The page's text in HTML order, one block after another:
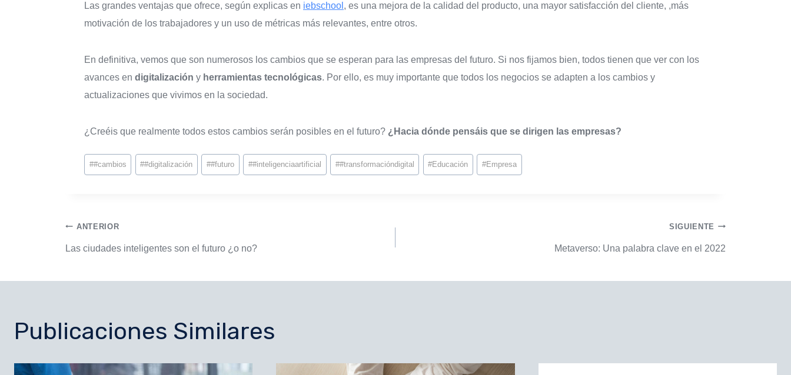
Las grandes ventajas que ofrece, según explicas en iebschool , es una mejora de la calidad del producto, una mayor satisfacción del cliente, ,más
motivación de los trabajadores y un uso de métricas más relevantes, entre otros.
En definitiva, vemos que son numerosos los cambios que se esperan para las empresas del futuro. Si nos fijamos bien, todos tienen que ver con los
avances en digitalización y herramientas tecnológicas. Por ello, es muy importante que todos los negocios se adapten a los cambios y
actualizaciones que vivimos en la sociedad.
¿Creéis que realmente todos estos cambios serán posibles en el futuro? ¿Hacia dónde pensáis que se dirigen las empresas?
##cambios ##digitalización ##futuro ##inteligenciaartificial ##transformacióndigital #Educación #Empresa
ANTERIOR
Las ciudades inteligentes son el futuro ¿o no?
SIGUIENTE
Metaverso: Una palabra clave en el 2022
Publicaciones Similares